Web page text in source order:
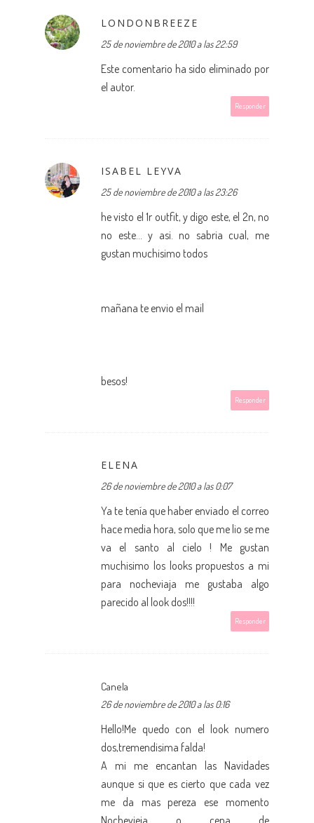
LONDONBREEZE
25 de noviembre de 2010 a las 22:59
Este comentario ha sido eliminado por
el autor.
Responder
ISABEL LEYVA
25 de noviembre de 2010 a las 23:26
he visto el 1r outfit, y digo este, el 2n, no
no este... y asi. no sabria cual, me
gustan muchisimo todos
mañana te envio el mail
besos!
Responder
ELENA
26 de noviembre de 2010 a las 0:07
Ya te tenía que haber enviado el correo
hace media hora, solo que me lio se me
va el santo al cielo ! Me gustan
muchisimo los looks propuestos a mi
para nocheviaja me gustaba algo
parecido al look dos!!!!
Responder
Canela
26 de noviembre de 2010 a las 0:16
Hello!Me quedo con el look numero
dos,tremendisima falda!
A mi me encantan las Navidades
aunque si que es cierto que cada vez
me da mas pereza ese momento